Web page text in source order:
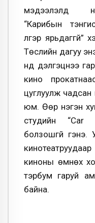
мэдээлэлд
“Карибын
үлгэр
Төслийн дагуу
нд дэлгэцнээ
кино
цуглуулж
юм. Өөр нэгэн
студийн “Car
болзошгүй
киноны өмнөх
тэрбум гаруй
байна.